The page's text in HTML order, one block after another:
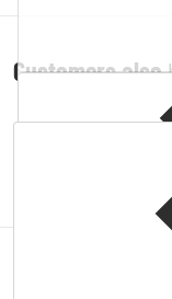
Customers also